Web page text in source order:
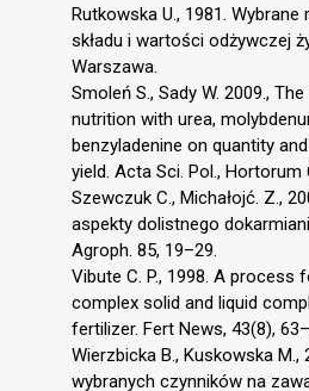
Rutkowska U., 1981. Wybrane
składu i wartości odżywczej
Warszawa.
Smoleń S., Sady W. 2009.,
nutrition with urea,
benzyladenine on quantity
yield. Acta Sci. Pol., Hortorum
Szewczuk C., Michałojć. Z.,
aspekty dolistnego
Agroph. 85, 19–29.
Vibute C. P., 1998. A process
complex solid and liquid
fertilizer. Fert News, 43(8),
Wierzbicka B., Kuskowska M.,
wybranych czynników na